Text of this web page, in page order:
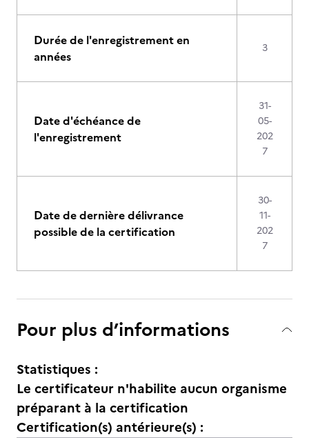
Durée de l'enregistrement en
années
3
Date d'échéance de
l'enregistrement
31-
05-
202
7
Date de dernière délivrance
possible de la certification
30-
11-
202
7
Pour plus d’informations
Statistiques :
Le certificateur n'habilite aucun organisme
préparant à la certification
Certification(s) antérieure(s) :